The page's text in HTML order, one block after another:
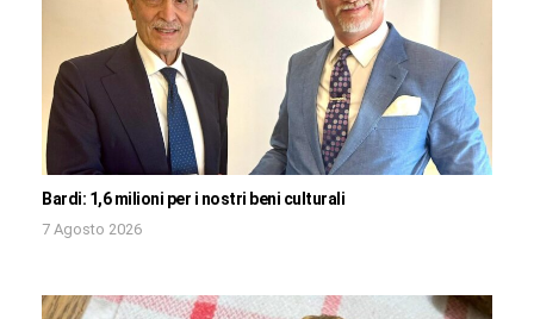
Bardi: 1,6 milioni per i nostri beni culturali
7 Agosto 2026